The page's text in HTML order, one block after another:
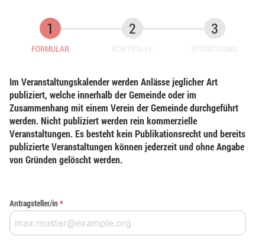
FORMULAR KONTROLLE BESTÄTIGUNG
Im Veranstaltungskalender werden Anlässe jeglicher Art
publiziert, welche innerhalb der Gemeinde oder im
Zusammenhang mit einem Verein der Gemeinde durchgeführt
werden. Nicht publiziert werden rein kommerzielle
Veranstaltungen. Es besteht kein Publikationsrecht und bereits
publizierte Veranstaltungen können jederzeit und ohne Angabe
von Gründen gelöscht werden.
Antragsteller/in*